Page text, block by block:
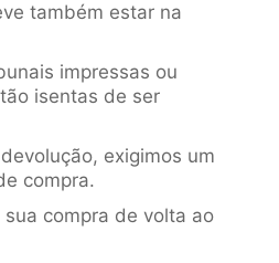
também estar na
impressas ou
isentas de ser
exigimos um
compra.
compra de volta ao